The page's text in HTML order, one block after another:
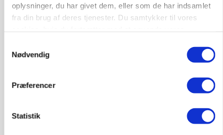
oplysninger, du har givet dem, eller som de har indsamlet
fra din brug af deres tjenester. Du samtykker til vores
Nødvendig
Præferencer
Statistik